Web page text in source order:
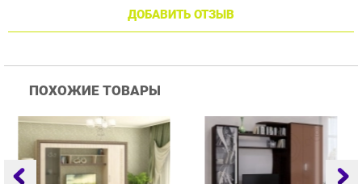
Купить
Гостиная Витра
Симфония 7.10
55 482 ₽ Купить
Гостиная Леко Лотта 12
27 323 ₽